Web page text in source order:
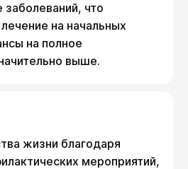
что
на начальных
на полное
выше.
жизни благодаря
мероприятий,